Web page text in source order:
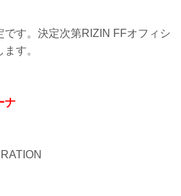
す。決定次第RIZIN FFオフィシ
す。
ナ